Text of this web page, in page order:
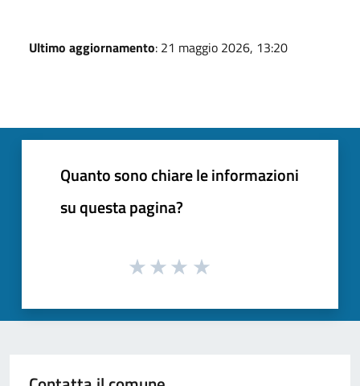
Ultimo aggiornamento: 21 maggio 2026, 13:20
Quanto sono chiare le informazioni
su questa pagina?